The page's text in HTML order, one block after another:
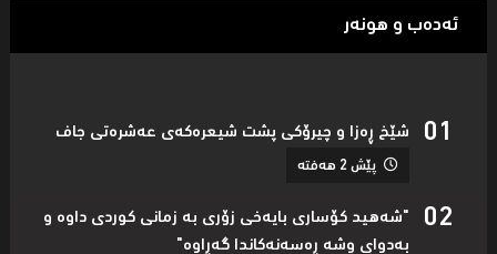
ئەدەب و هونەر
شێخ ڕەزا و چیرۆکى پشت شیعرەکەى عەشرەتى جاف
پێش 2 هەفتە
"شەهید كۆساری بایەخی زۆری بە زمانی كوردی داوە و
بەدوای وشە ڕەسەنەكاندا گەڕاوە"